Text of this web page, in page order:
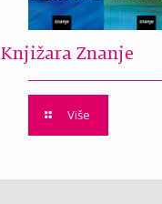
Knjižara Znanje
Više